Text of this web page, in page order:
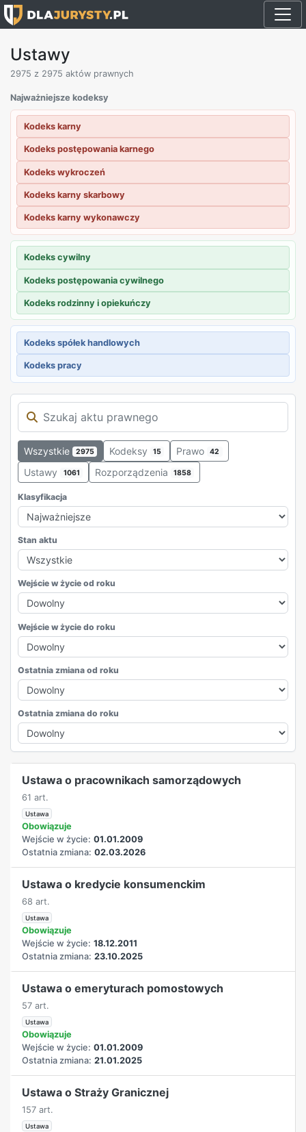
Ustawy
2975 z 2975 aktów prawnych
Najważniejsze kodeksy
Kodeks karny
Kodeks postępowania karnego
Kodeks wykroczeń
Kodeks karny skarbowy
Kodeks karny wykonawczy
Kodeks cywilny
Kodeks postępowania cywilnego
Kodeks rodzinny i opiekuńczy
Kodeks spółek handlowych
Kodeks pracy
Wszystkie 2975 Kodeksy 15 Prawo 42
Ustawy 1061 Rozporządzenia 1858
Klasyfikacja
Stan aktu
Wejście w życie od roku
Wejście w życie do roku
Ostatnia zmiana od roku
Ostatnia zmiana do roku
REKLAMA
Ustawa o pracownikach samorządowych
61 art.
Ustawa
Obowiązuje
Wejście w życie: 01.01.2009
Ostatnia zmiana: 02.03.2026
Ustawa o kredycie konsumenckim
68 art.
Ustawa
Obowiązuje
Wejście w życie: 18.12.2011
Ostatnia zmiana: 23.10.2025
Ustawa o emeryturach pomostowych
57 art.
Ustawa
Obowiązuje
Wejście w życie: 01.01.2009
Ostatnia zmiana: 21.01.2025
Ustawa o Straży Granicznej
157 art.
Ustawa